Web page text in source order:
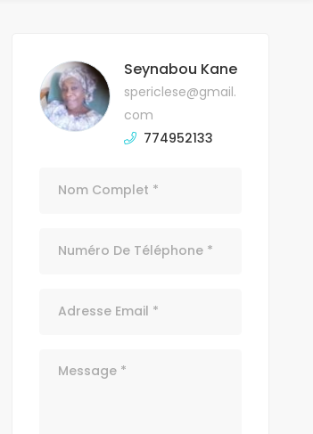
Seynabou Kane
spericlese@gmail.
com
774952133